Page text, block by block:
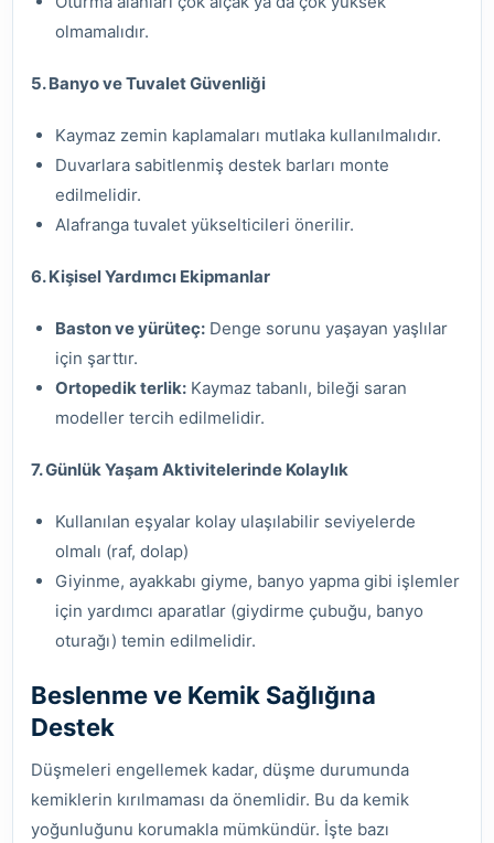
olmamalıdır.
5. Banyo ve Tuvalet Güvenliği
Kaymaz zemin kaplamaları mutlaka kullanılmalıdır.
Duvarlara sabitlenmiş destek barları monte
edilmelidir.
Alafranga tuvalet yükselticileri önerilir.
6. Kişisel Yardımcı Ekipmanlar
Baston ve yürüteç: Denge sorunu yaşayan yaşlılar
için şarttır.
Ortopedik terlik: Kaymaz tabanlı, bileği saran
modeller tercih edilmelidir.
7. Günlük Yaşam Aktivitelerinde Kolaylık
Kullanılan eşyalar kolay ulaşılabilir seviyelerde
olmalı (raf, dolap)
Giyinme, ayakkabı giyme, banyo yapma gibi işlemler
için yardımcı aparatlar (giydirme çubuğu, banyo
oturağı) temin edilmelidir.
Beslenme ve Kemik Sağlığına
Destek
Düşmeleri engellemek kadar, düşme durumunda
kemiklerin kırılmaması da önemlidir. Bu da kemik
yoğunluğunu korumakla mümkündür. İşte bazı